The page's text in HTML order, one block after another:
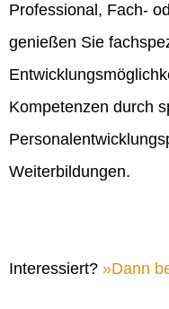
Professional, Fach-
genießen Sie
Kompetenzen durch
Weiterbildungen.
Interessiert? Dann